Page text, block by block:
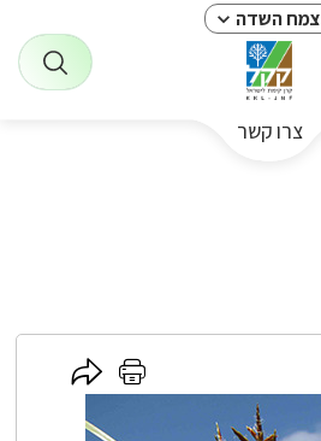
צמח השדה
צרו קשר
לחץ
כאן
להדפסה
לחץ
כאן
לשיתוף